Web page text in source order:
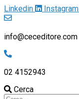
Linkedin Instagram
info@ceceditore.com
02 4152943
Cerca